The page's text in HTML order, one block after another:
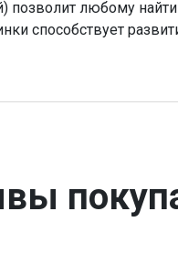
позволит любому
способствует